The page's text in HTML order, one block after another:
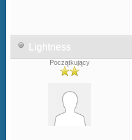
Lightness
Początkujący